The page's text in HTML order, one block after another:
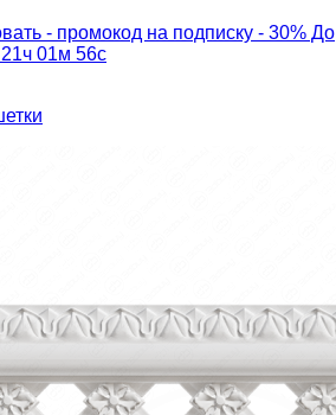
- промокод на подписку - 30% До
21ч 01м 54с